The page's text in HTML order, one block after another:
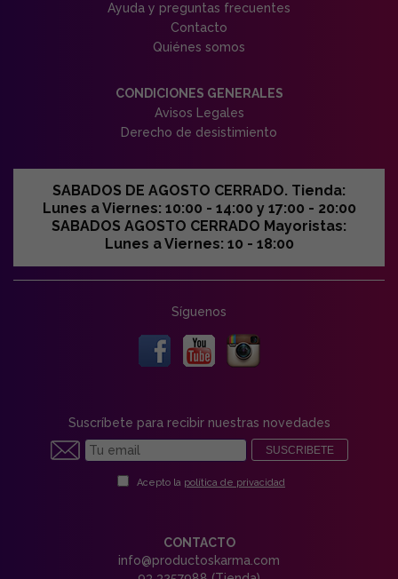
Ayuda y preguntas frecuentes
Contacto
Quiénes somos
CONDICIONES GENERALES
Avisos Legales
Derecho de desistimiento
SABADOS DE AGOSTO CERRADO. Tienda:
Lunes a Viernes: 10:00 - 14:00 y 17:00 - 20:00
SABADOS AGOSTO CERRADO Mayoristas:
Lunes a Viernes: 10 - 18:00
Síguenos
Suscríbete para recibir nuestras novedades
SUSCRIBETE
Acepto la política de privacidad
CONTACTO
info@productoskarma.com